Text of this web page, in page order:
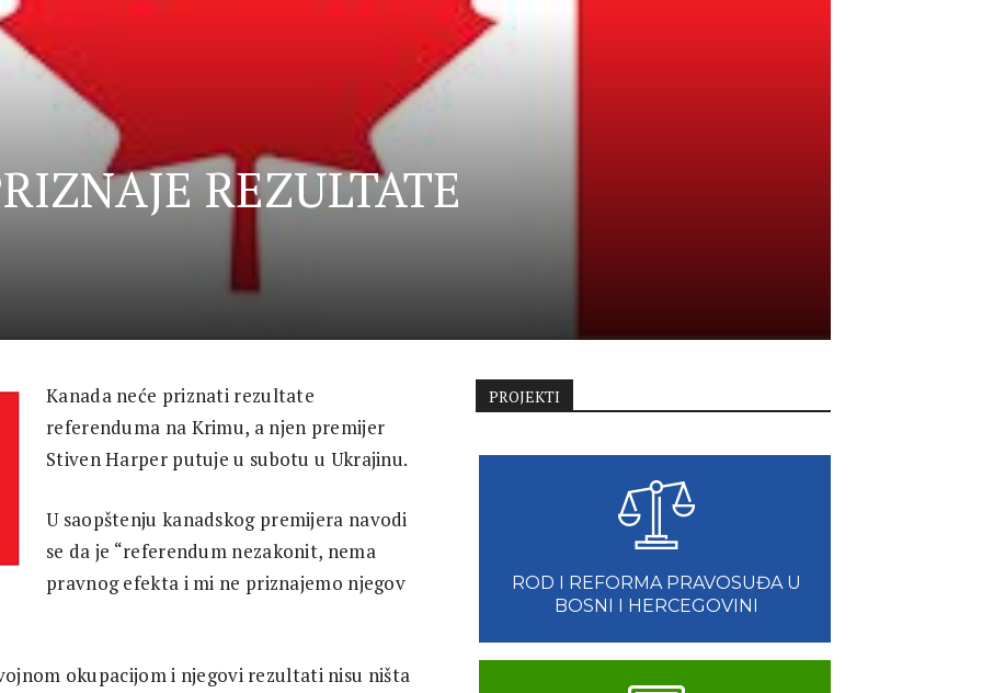
REZULTATE
Kanada neće priznati rezultate
referenduma na Krimu, a njen premijer
Stiven Harper putuje u subotu u Ukrajinu.
U saopštenju kanadskog premijera navodi
se da je “referendum nezakonit, nema
pravnog efekta i mi ne priznajemo njegov
okupacijom i njegovi rezultati nisu ništa
PROJEKTI
ROD I REFORMA PRAVOSUĐA U
BOSNI I HERCEGOVINI